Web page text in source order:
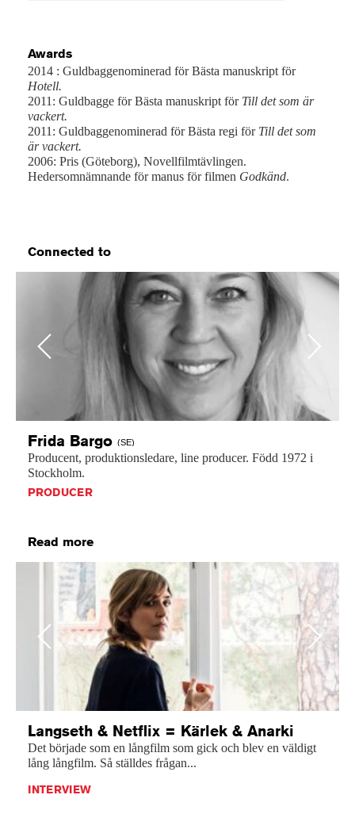
Awards
2014 : Guldbaggenominerad för Bästa manuskript för
Hotell.
2011: Guldbagge för Bästa manuskript för Till det som är
vackert.
2011: Guldbaggenominerad för Bästa regi för Till det som
är vackert.
2006: Pris (Göteborg), Novellfilmtävlingen.
Hedersomnämnande för manus för filmen Godkänd.
Connected to
Previous
Frida Bargo (SE)
Producent, produktionsledare, line producer. Född 1972 i
Stockholm.
PRODUCER
Next
Read more
Previous
Langseth & Netflix = Kärlek & Anarki
Det började som en långfilm som gick och blev en väldigt
lång långfilm. Så ställdes frågan...
INTERVIEW
Next